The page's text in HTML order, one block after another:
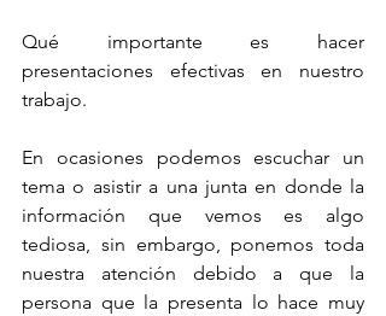
Qué importante es hacer
presentaciones efectivas en nuestro
trabajo.
En ocasiones podemos escuchar un
tema o asistir a una junta en donde la
información que vemos es algo
tediosa, sin embargo, ponemos toda
nuestra atención debido a que la
persona que la presenta lo hace muy